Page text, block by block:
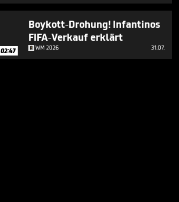
02:47
Boykott-Drohung! Infantinos
FIFA-Verkauf erklärt
WM 2026 31.07.